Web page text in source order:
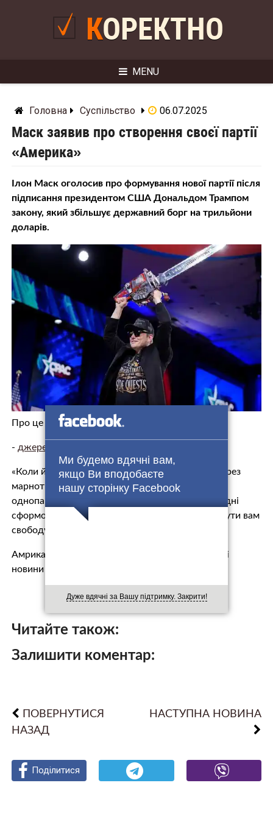
Ми будемо вдячні вам,
якщо Ви вподобаєте
нашу сторінку Facebook
Дуже вдячні за Вашу підтримку. Закрити!
КОРЕКТНО
MENU
Головна Суспільство 06.07.2025
Маск заявив про створення своєї партії
«Америка»
Ілон Маск оголосив про формування нової партії після
підписання президентом США Дональдом Трампом
закону, який збільшує державний борг на трильйони
доларів.
Про це свідчитьпост мільярдера.
- джерело.
«Коли йдеться про банкрутство нашої країни через
марнотратство та хабарництво, ми живемо в
однопартійній системі, а не в демократії. Сьогодні
сформовано Американську партію, щоб повернути вам
свободу», – написав Маск у Twitter.
Амриканські ЗМІ пишуть, що це не дуже хороші
новини для Трампа та Республіканської …
Читайте також:
Залишити коментар:
ПОВЕРНУТИСЯ
НАЗАД
НАСТУПНА НОВИНА
Поділитися
Поділитися
Поділитися